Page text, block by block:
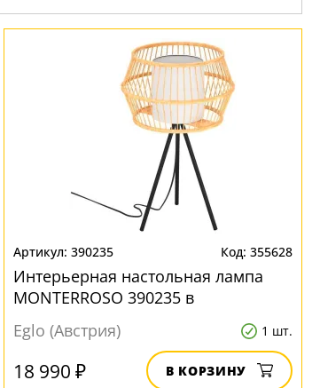
390235 355628
Интерьерная настольная лампа
MONTERROSO 390235 в
скандинавском стиле
Eglo (Австрия) 1 шт.
18 990 ₽ В КОРЗИНУ